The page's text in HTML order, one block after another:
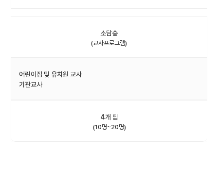
소담숲
(교사프로그램)
어린이집 및 유치원 교사
기관교사
4개 팀
(10명~20명)